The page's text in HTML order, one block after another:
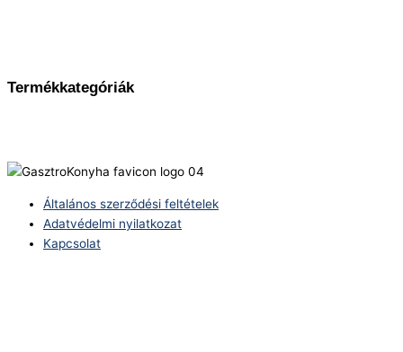
Termékkategóriák
Általános szerződési feltételek
Adatvédelmi nyilatkozat
Kapcsolat